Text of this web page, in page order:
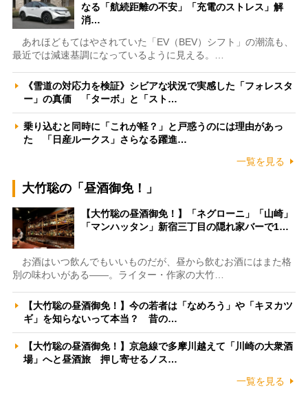
なる「航続距離の不安」「充電のストレス」解
消…
あれほどもてはやされていた「EV（BEV）シフト」の潮流も、
最近では減速基調になっているように見える。…
《雪道の対応力を検証》シビアな状況で実感した「フォレスタ
ー」の真価 「ターボ」と「スト…
乗り込むと同時に「これが軽？」と戸惑うのには理由があっ
た 「日産ルークス」さらなる躍進…
一覧を見る
大竹聡の「昼酒御免！」
【大竹聡の昼酒御免！】「ネグローニ」「山崎」
「マンハッタン」新宿三丁目の隠れ家バーで1…
お酒はいつ飲んでもいいものだが、昼から飲むお酒にはまた格
別の味わいがある――。ライター・作家の大竹…
【大竹聡の昼酒御免！】今の若者は「なめろう」や「キヌカツ
ギ」を知らないって本当？ 昔の…
【大竹聡の昼酒御免！】京急線で多摩川越えて「川崎の大衆酒
場」へと昼酒旅 押し寄せるノス…
一覧を見る